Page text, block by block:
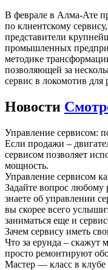
В феврале в Алма-Ате
по клиентскому
представители
промышленных
методике
позволяющей за
сервис в локомотив для
Новости
Управление сервисом:
Если продажи –
сервисом позволяет
мощность.
Управление сервисом
Задайте вопрос
знаете об управлении
вы скорее всего
заниматься еще и
Зачем сервису иметь
Что за ерунда – скажут
просто ремонтируют
Мастер — класс в клубе